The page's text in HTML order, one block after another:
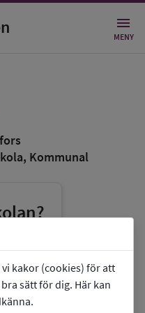
kakor (cookies) för att
sätt för dig. Här kan
MENY
, Kommunal